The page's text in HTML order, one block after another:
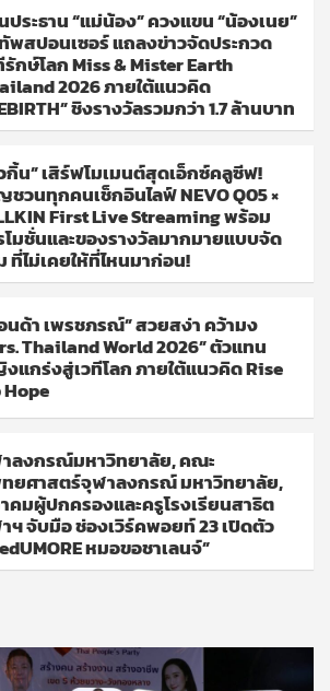
ประธาน “แม่น้อง” ควงแขน “น้องเนย”
พสปอนเซอร์ แถลงข่าวจัดประกวด
รักษ์โลก Miss & Mister Earth
2026 ภายใต้แนวคิด
ชิงรางวัลรวมกว่า 1.7 ล้านบาท
กิ้น” เสิร์ฟโมเมนต์สุดเอ็กซ์คลูซีฟ!
ชวนทุกคนเช็กอินไลฟ์ NEVO Q05 ×
First Live Streaming พร้อม
โมชั่นและของรางวัลมากมายแบบจัด
ที่ไม่เคยให้ที่ไหนมาก่อน!
นด้า เพรชภรณ์” สวยสง่า คว้ามง
Thailand World 2026” ตัวแทน
แกร่งสู่เวทีโลก ภายใต้แนวคิด Rise
Hope
ลงกรณ์มหาวิทยาลัย, คณะ
ยศาสตร์จุฬาลงกรณ์ มหาวิทยาลัย,
คมผู้ปกครองและครูโรงเรียนสาธิต
ฯ จับมือ ช่องเวิร์คพอยท์ 23 เปิดตัว
หมอขอชาเลนจ์”